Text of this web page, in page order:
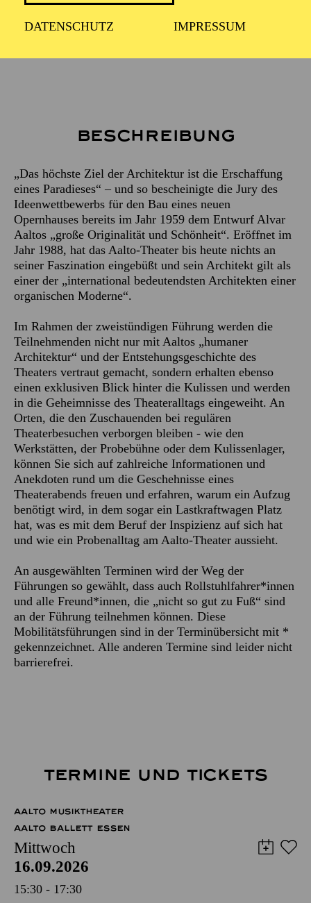
DATENSCHUTZ IMPRESSUM
Beschreibung
„Das höchste Ziel der Architektur ist die Erschaffung
eines Paradieses“ – und so bescheinigte die Jury des
Ideenwettbewerbs für den Bau eines neuen
Opernhauses bereits im Jahr 1959 dem Entwurf Alvar
Aaltos „große Originalität und Schönheit“. Eröffnet im
Jahr 1988, hat das Aalto-Theater bis heute nichts an
seiner Faszination eingebüßt und sein Architekt gilt als
einer der „international bedeutendsten Architekten einer
organischen Moderne“.
Im Rahmen der zweistündigen Führung werden die
Teilnehmenden nicht nur mit Aaltos „humaner
Architektur“ und der Entstehungsgeschichte des
Theaters vertraut gemacht, sondern erhalten ebenso
einen exklusiven Blick hinter die Kulissen und werden
in die Geheimnisse des Theateralltags eingeweiht. An
Orten, die den Zuschauenden bei regulären
Theaterbesuchen verborgen bleiben - wie den
Werkstätten, der Probebühne oder dem Kulissenlager,
können Sie sich auf zahlreiche Informationen und
Anekdoten rund um die Geschehnisse eines
Theaterabends freuen und erfahren, warum ein Aufzug
benötigt wird, in dem sogar ein Lastkraftwagen Platz
hat, was es mit dem Beruf der Inspizienz auf sich hat
und wie ein Probenalltag am Aalto-Theater aussieht.
An ausgewählten Terminen wird der Weg der
Führungen so gewählt, dass auch Rollstuhlfahrer*innen
und alle Freund*innen, die „nicht so gut zu Fuß“ sind
an der Führung teilnehmen können. Diese
Mobilitätsführungen sind in der Terminübersicht mit *
gekennzeichnet. Alle anderen Termine sind leider nicht
barrierefrei.
TERMINE UND TICKETS
AALTO MUSIKTHEATER
AALTO BALLETT ESSEN
Mittwoch
16.09.2026
15:30 - 17:30